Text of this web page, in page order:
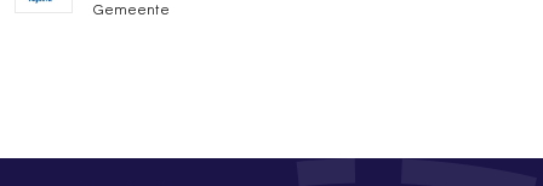
Gemeente